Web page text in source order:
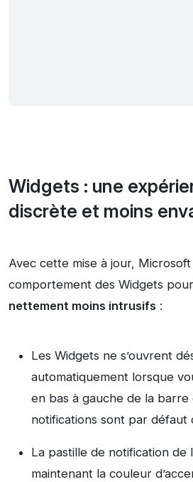
Widgets : une
discrète et moins
Avec cette mise à jour,
comportement des Widgets
nettement moins intrusifs :
Les Widgets ne s’ouvrent
automatiquement lorsque
en bas à gauche de la barre
notifications sont par défaut
La pastille de notification de
maintenant la couleur